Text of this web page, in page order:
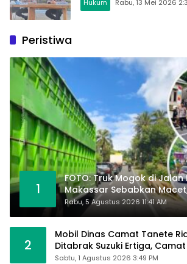
Hukum Rabu, 13 Mei 2026
Peristiwa
1
FOTO: Truk Mogok di
Makassar Sebabkan
Tangan
Rabu, 5 Agustus 2026 11:41 AM
2
Mobil Dinas Camat Tanete
Ditabrak Suzuki Ertiga,
Alhamdulillah Saya Baik-Baik
Sabtu, 1 Agustus 2026 3:49 PM